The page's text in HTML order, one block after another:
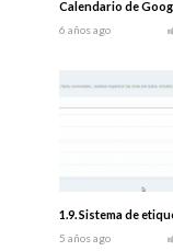
Calendario de
6 años ago
1.9. Sistema de
5 años ago